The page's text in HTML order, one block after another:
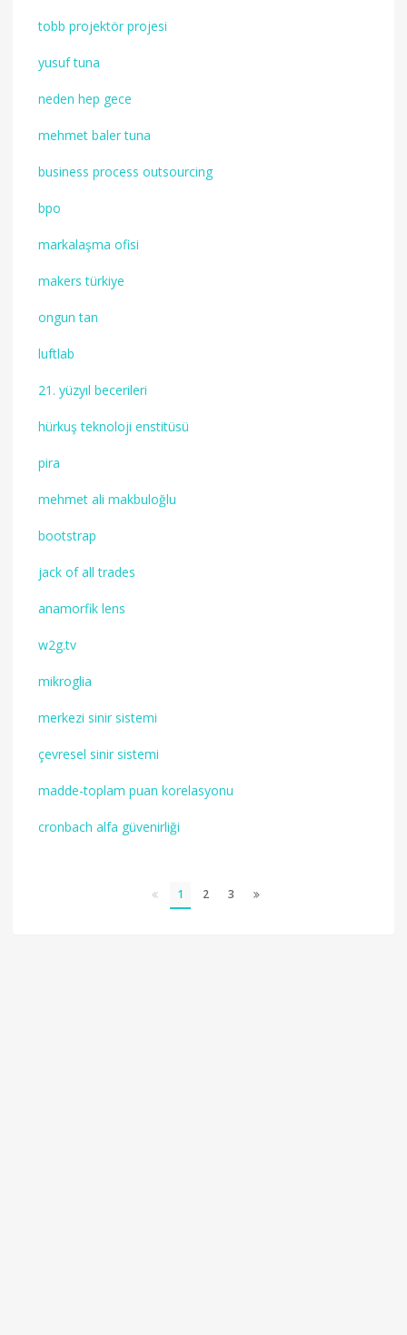
tobb projektör projesi
yusuf tuna
neden hep gece
mehmet baler tuna
business process outsourcing
bpo
markalaşma ofisi
makers türkiye
ongun tan
luftlab
21. yüzyıl becerileri
hürkuş teknoloji enstitüsü
pira
mehmet ali makbuloğlu
bootstrap
jack of all trades
anamorfik lens
w2g.tv
mikroglia
merkezi sinir sistemi
çevresel sinir sistemi
madde-toplam puan korelasyonu
cronbach alfa güvenirliği
1 2 3